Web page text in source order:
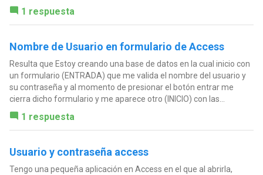
1 respuesta
Nombre de Usuario en formulario de Access
Resulta que Estoy creando una base de datos en la cual inicio con
un formulario (ENTRADA) que me valida el nombre del usuario y
su contraseña y al momento de presionar el botón entrar me
cierra dicho formulario y me aparece otro (INICIO) con las...
1 respuesta
Usuario y contraseña access
Tengo una pequeña aplicación en Access en el que al abrirla,